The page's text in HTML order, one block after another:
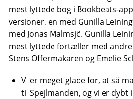
mest lyttede bog i Bookbeats-
versioner, en med Gunilla
med Jonas Malmsjö. Gunilla
mest lyttede fortæller med andre
Stens Offermakaren og Emelie
Vi er meget glade for, at så
til Spejlmanden, og vi er dybt